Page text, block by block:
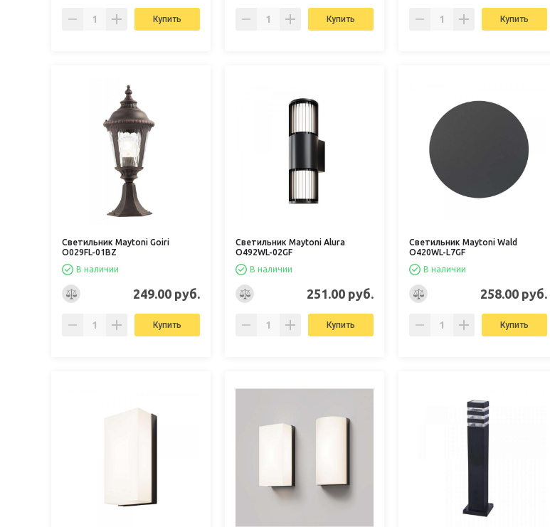
Купить Купить Купить
Светильник Maytoni Goiri
O029FL-01BZ
В наличии
249.00 руб.
Купить
Светильник Maytoni Alura
O492WL-02GF
В наличии
251.00 руб.
Купить
Светильник Maytoni Wald
O420WL-L7GF
В наличии
258.00 руб.
Купить